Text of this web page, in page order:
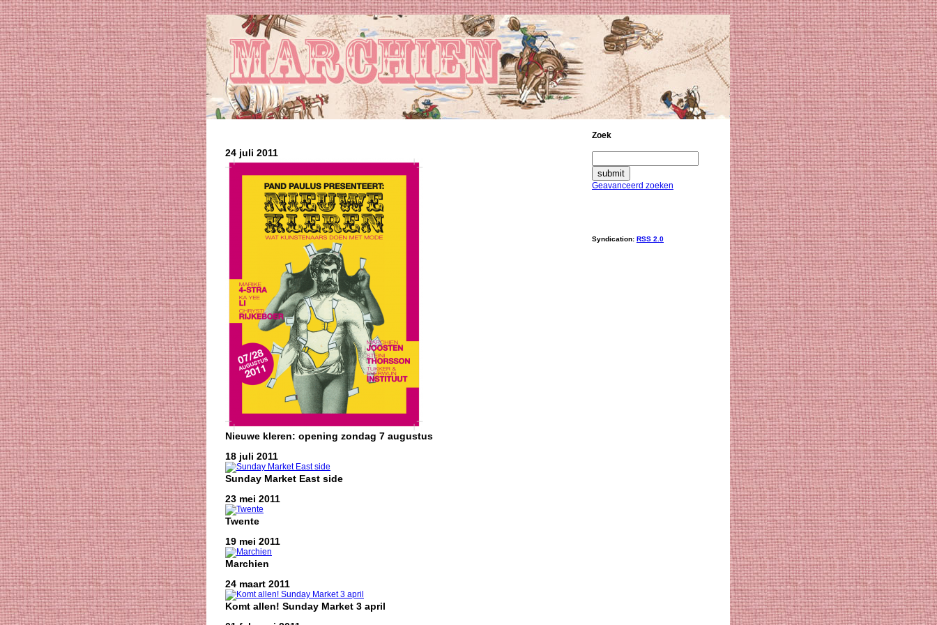
24 juli 2011
Nieuwe kleren: opening zondag 7 augustus
18 juli 2011
Sunday Market East side
23 mei 2011
Twente
19 mei 2011
Marchien
24 maart 2011
Komt allen! Sunday Market 3 april
Zoek
Geavanceerd zoeken
Syndication: RSS 2.0